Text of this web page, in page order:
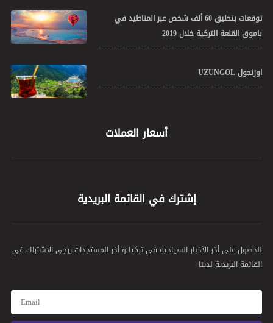
توقعات بتحليق 60 ألف شخص عبر المناطيد في
باموق القلعة التركية خلال 2019
اوزنجول UZUNGOL
أسعار العملات
إشترك في القائمة البريدية
للحصول على أخر الأخبار السياحية في تركيا و أخر المستجدات يرجى الاشتراك في
القائمة البريدية لدينا